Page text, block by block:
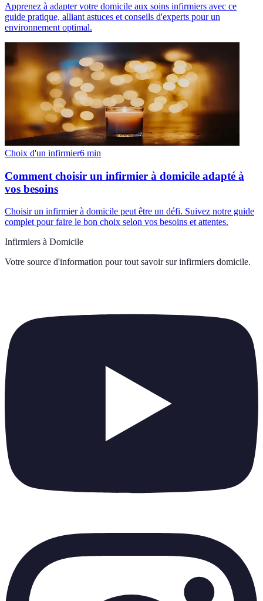
Apprenez à adapter votre domicile aux soins infirmiers avec ce
guide pratique, alliant astuces et conseils d'experts pour un
environnement optimal.
Choix d'un infirmier6 min
Comment choisir un infirmier à domicile adapté à
vos besoins
Choisir un infirmier à domicile peut être un défi. Suivez notre guide
complet pour faire le bon choix selon vos besoins et attentes.
Infirmiers à Domicile
Votre source d'information pour tout savoir sur infirmiers domicile.